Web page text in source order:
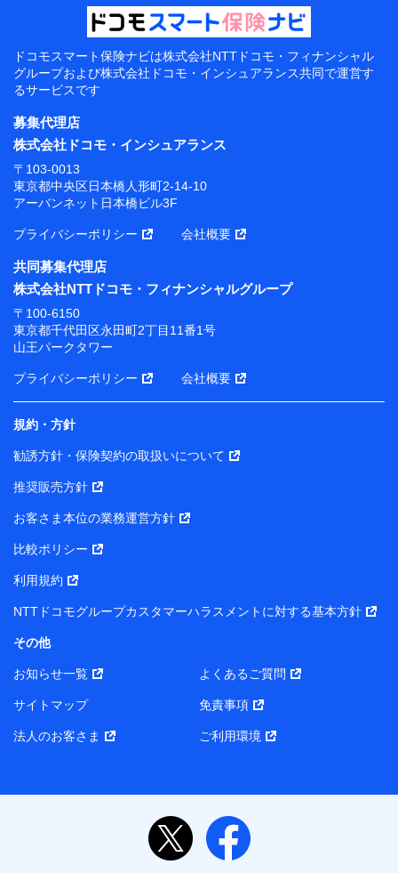
ドコモスマート保険ナビは株式会社NTTドコモ・フィナンシャル
グループおよび株式会社ドコモ・インシュアランス共同で運営す
るサービスです
募集代理店
株式会社ドコモ・インシュアランス
〒103-0013
東京都中央区日本橋人形町2-14-10
アーバンネット日本橋ビル3F
プライバシーポリシー 会社概要
共同募集代理店
株式会社NTTドコモ・フィナンシャルグループ
〒100-6150
東京都千代田区永田町2丁目11番1号
山王パークタワー
プライバシーポリシー 会社概要
規約・方針
勧誘方針・保険契約の取扱いについて
推奨販売方針
お客さま本位の業務運営方針
比較ポリシー
利用規約
NTTドコモグループカスタマーハラスメントに対する基本方針
その他
お知らせ一覧 よくあるご質問
サイトマップ 免責事項
法人のお客さま ご利用環境